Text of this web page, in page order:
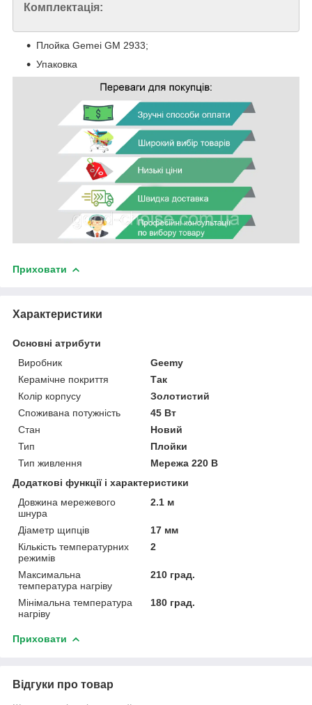
Комплектація:
Плойка Gemei GM 2933;
Упаковка
Приховати
Характеристики
Основні атрибути
Виробник
Geemy
Керамічне покриття
Так
Колір корпусу
Золотистий
Споживана потужність
45 Вт
Стан
Новий
Тип
Плойки
Тип живлення
Мережа 220 В
Додаткові функції і характеристики
Довжина мережевого
шнура
2.1 м
Діаметр щипців
17 мм
Кількість температурних
режимів
2
Максимальна
температура нагріву
210 град.
Мінімальна температура
нагріву
180 град.
Приховати
Відгуки про товар